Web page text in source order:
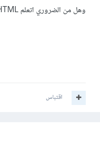
وهل من الضروري اتعلم HTML و CSS ؟
اقتباس